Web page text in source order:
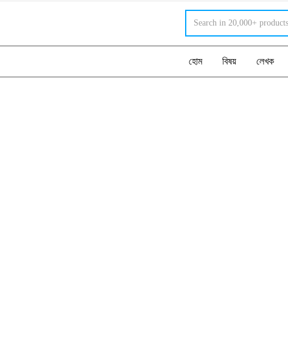
হোম বিষয় লেখক